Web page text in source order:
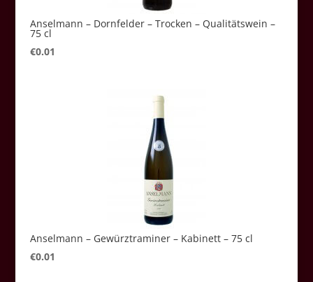
Anselmann – Dornfelder – Trocken – Qualitätswein –
75 cl
€0.01
Anselmann – Gewürztraminer – Kabinett – 75 cl
€0.01